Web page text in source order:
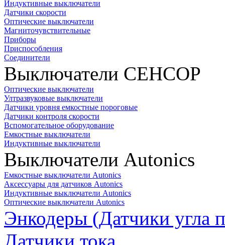
Индуктивные выключатели
Датчики скорости
Оптические выключатели
Магниточувствительные
Приборы
Приспособления
Соединители
Выключатели СЕНСОР
Оптические выключатели
Ултразвуковые выключатели
Датчики уровня емкостные пороговые
Датчики контроля скорости
Вспомогательное оборудование
Емкостные выключатели
Индуктивные выключатели
Выключатели Autonics
Емкостные выключатели Autonics
Аксессуары для датчиков Autonics
Индуктивные выключатели Autonics
Оптические выключатели Autonics
Энкодеры (Датчики угла
Датчики тока